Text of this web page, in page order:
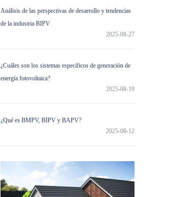
Análisis de las perspectivas de desarrollo y tendencias
de la industria BIPV
2025-08-27
¿Cuáles son los sistemas específicos de generación de
energía fotovoltaica?
2025-08-19
¿Qué es BMPV, BIPV y BAPV?
2025-08-12